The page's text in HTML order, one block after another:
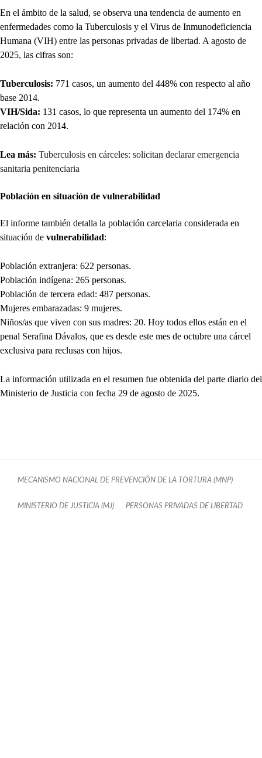
En el ámbito de la salud, se observa una tendencia de aumento en
enfermedades como la Tuberculosis y el Virus de Inmunodeficiencia
Humana (VIH) entre las personas privadas de libertad. A agosto de
2025, las cifras son:
Tuberculosis: 771 casos, un aumento del 448% con respecto al año
base 2014.
VIH/Sida: 131 casos, lo que representa un aumento del 174% en
relación con 2014.
Lea más: Tuberculosis en cárceles: solicitan declarar emergencia
sanitaria penitenciaria
Población en situación de vulnerabilidad
El informe también detalla la población carcelaria considerada en
situación de vulnerabilidad:
Población extranjera: 622 personas.
Población indígena: 265 personas.
Población de tercera edad: 487 personas.
Mujeres embarazadas: 9 mujeres.
Niños/as que viven con sus madres: 20. Hoy todos ellos están en el
penal Serafina Dávalos, que es desde este mes de octubre una cárcel
exclusiva para reclusas con hijos.
La información utilizada en el resumen fue obtenida del parte diario del
Ministerio de Justicia con fecha 29 de agosto de 2025.
MECANISMO NACIONAL DE PREVENCIÓN DE LA TORTURA (MNP)
MINISTERIO DE JUSTICIA (MJ) PERSONAS PRIVADAS DE LIBERTAD